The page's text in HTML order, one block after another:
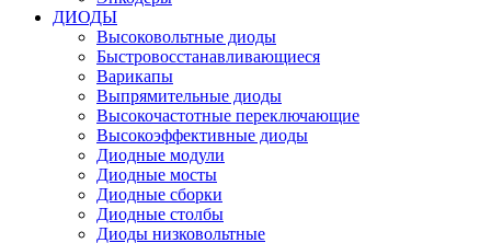
ДИОДЫ
Высоковольтные диоды
Быстровосстанавливающиеся
Варикапы
Выпрямительные диоды
Высокочастотные переключающие
Высокоэффективные диоды
Диодные модули
Диодные мосты
Диодные сборки
Диодные столбы
Диоды низковольтные